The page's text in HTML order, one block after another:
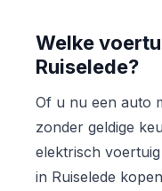
Welke
Ruiselede?
Of u nu een auto
zonder geldige
elektrisch
in Ruiselede